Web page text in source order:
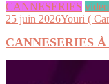
CANNESERIES
25 juin 2026Youri (
CANNESERIES